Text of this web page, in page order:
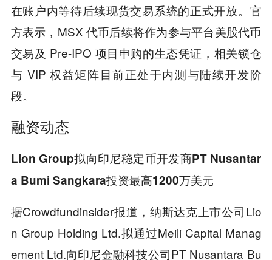
在账户内等待后续现货交易系统的正式开放。官
方表示，MSX 代币后续将作为参与平台美股代币
交易及 Pre-IPO 项目申购的生态凭证，相关锁仓
与 VIP 权益矩阵目前正处于内测与陆续开发阶
段。
融资动态
Lion Group拟向印尼稳定币开发商PT Nusantar
a Bumi Sangkara投资最高1200万美元
据Crowdfundinsider报道，纳斯达克上市公司Lio
n Group Holding Ltd.拟通过Meili Capital Manag
ement Ltd.向印尼金融科技公司PT Nusantara Bu